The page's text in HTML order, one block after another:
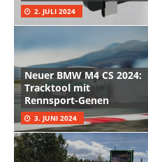
2. JULI 2024
Neuer BMW M4 CS 2024:
Tracktool mit
Rennsport-Genen
3. JUNI 2024